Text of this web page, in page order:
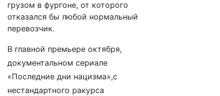
грузом в фургоне, от которого
отказался бы любой нормальный
перевозчик.
В главной премьере октября,
документальном сериале
«Последние дни нацизма»,с
нестандартного ракурса